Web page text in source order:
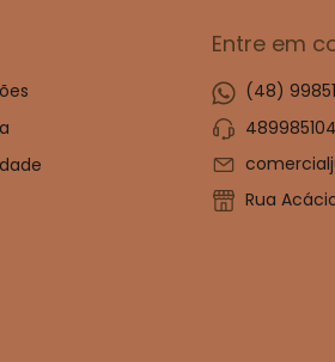
Entre em
(48)
Rua